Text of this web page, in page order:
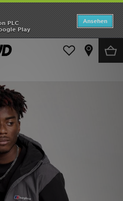
PLC
Play
Ansehen
Jacken